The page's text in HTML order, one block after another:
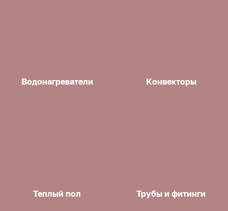
Водонагреватели Конвекторы
Теплый пол Трубы и фитинги